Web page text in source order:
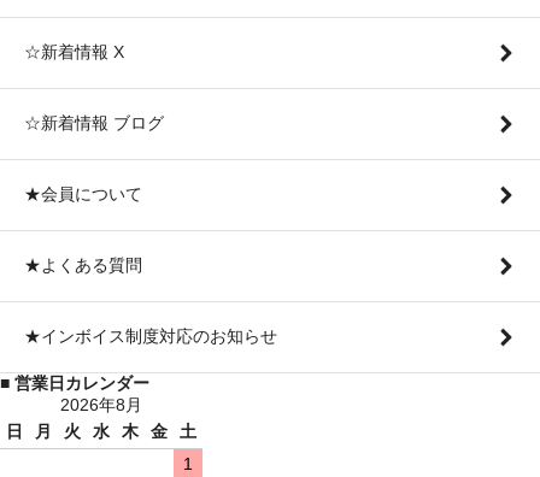
☆新着情報 X
☆新着情報 ブログ
★会員について
★よくある質問
★インボイス制度対応のお知らせ
■ 営業日カレンダー
2026年8月
日
月 火 水 木 金
土
1